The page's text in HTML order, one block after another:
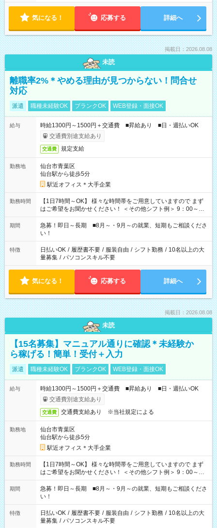
気になる！ 応募する 詳細へ
掲載日：2026.08.08
未読
離職率2%＊やめる理由が見つからない！問合せ
対応
派遣 職種未経験OK ブランクOK WEB登録・面接OK
給与
時給1300円～1500円＋交通費 ■昇給あり ■日・週払いOK
交通費別途支給あり
交通費 規定支給
勤務地
仙台市青葉区
仙台駅から徒歩5分
駅近オフィス＊大手企業
勤務時間
【1日7時間～OK】 様々な時間帯をご用意していますので まず
はご希望をお聞かせください！ ＜その他シフト例＞ 9：00～
17：00 11：00～20：00 などなど！その他のお時間もOKで
す！
期間
急募！即日～長期 ■8月～・9月～の就業、短期もご相談くださ
い！
特徴 日払いOK / 履歴書不要 / 服装自由 / シフト勤務 / 10名以上の大
量募集 / パソコンスキル不要
気になる！ 応募する 詳細へ
掲載日：2026.08.08
未読
【15名募集】マニュアル通りに確認＊未経験か
ら稼げる！簡単！受付＋入力
派遣 職種未経験OK ブランクOK WEB登録・面接OK
給与
時給1300円～1500円＋交通費 ■昇給あり ■日・週払いOK
交通費別途支給あり
交通費 交通費支給あり ※当社規定による
勤務地
仙台市青葉区
仙台駅から徒歩5分
駅近オフィス＊大手企業
勤務時間
【1日7時間～OK】 様々な時間帯をご用意していますので まず
はご希望をお聞かせください！ ＜その他シフト例＞ 9：00～
17：00 11：00～20：00 などなど！その他のお時間もOKで
す！
期間
急募！即日～長期 ■8月～・9月～の就業、短期もご相談くださ
い！
特徴 日払いOK / 履歴書不要 / 服装自由 / シフト勤務 / 10名以上の大
量募集 / パソコンスキル不要